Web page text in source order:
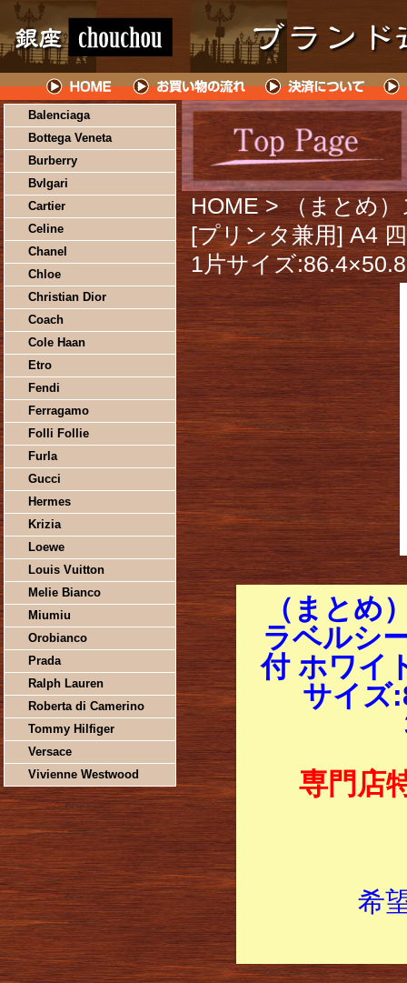
Balenciaga
Bottega Veneta
Burberry
Bvlgari
Cartier
Celine
Chanel
Chloe
Christian Dior
Coach
Cole Haan
Etro
Fendi
Ferragamo
Folli Follie
Furla
Gucci
Hermes
Krizia
Loewe
Louis Vuitton
Melie Bianco
Miumiu
Orobianco
Prada
Ralph Lauren
Roberta di Camerino
Tommy Hilfiger
Versace
Vivienne Westwood
HOME > （まとめ
[プリンタ兼用] A4
1片サイズ
（まとめ
ラベルシ
付 ホワイ
サイズ
専門店
希